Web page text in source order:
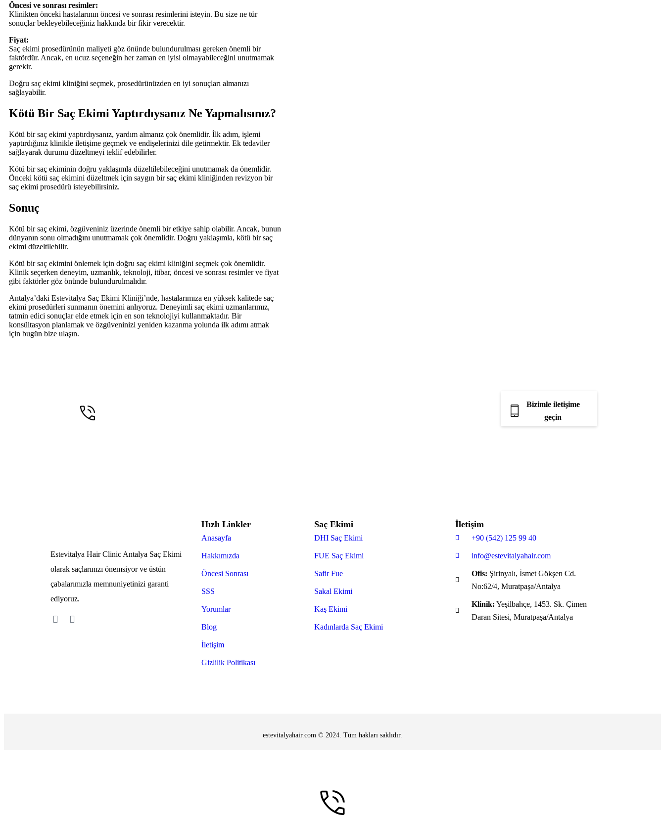
Öncesi ve sonrası resimler:
Klinikten önceki hastalarının öncesi ve sonrası resimlerini isteyin. Bu size ne tür
sonuçlar bekleyebileceğiniz hakkında bir fikir verecektir.
Fiyat:
Saç ekimi prosedürünün maliyeti göz önünde bulundurulması gereken önemli bir
faktördür. Ancak, en ucuz seçeneğin her zaman en iyisi olmayabileceğini unutmamak
gerekir.
Doğru saç ekimi kliniğini seçmek, prosedürünüzden en iyi sonuçları almanızı
sağlayabilir.
Kötü Bir Saç Ekimi Yaptırdıysanız Ne Yapmalısınız?
Kötü bir saç ekimi yaptırdıysanız, yardım almanız çok önemlidir. İlk adım, işlemi
yaptırdığınız klinikle iletişime geçmek ve endişelerinizi dile getirmektir. Ek tedaviler
sağlayarak durumu düzeltmeyi teklif edebilirler.
Kötü bir saç ekiminin doğru yaklaşımla düzeltilebileceğini unutmamak da önemlidir.
Önceki kötü saç ekimini düzeltmek için saygın bir saç ekimi kliniğinden revizyon bir
saç ekimi prosedürü isteyebilirsiniz.
Sonuç
Kötü bir saç ekimi, özgüveniniz üzerinde önemli bir etkiye sahip olabilir. Ancak, bunun
dünyanın sonu olmadığını unutmamak çok önemlidir. Doğru yaklaşımla, kötü bir saç
ekimi düzeltilebilir.
Kötü bir saç ekimini önlemek için doğru saç ekimi kliniğini seçmek çok önemlidir.
Klinik seçerken deneyim, uzmanlık, teknoloji, itibar, öncesi ve sonrası resimler ve fiyat
gibi faktörler göz önünde bulundurulmalıdır.
Antalya’daki Estevitalya Saç Ekimi Kliniği’nde, hastalarımıza en yüksek kalitede saç
ekimi prosedürleri sunmanın önemini anlıyoruz. Deneyimli saç ekimi uzmanlarımız,
tatmin edici sonuçlar elde etmek için en son teknolojiyi kullanmaktadır. Bir
konsültasyon planlamak ve özgüveninizi yeniden kazanma yolunda ilk adımı atmak
için bugün bize ulaşın.
Bizimle iletişime
geçin
Estevitalya Hair Clinic Antalya Saç Ekimi
olarak saçlarınızı önemsiyor ve üstün
çabalarımızla memnuniyetinizi garanti
ediyoruz.
Hızlı Linkler
Anasayfa
Hakkımızda
Öncesi Sonrası
SSS
Yorumlar
Blog
İletişim
Gizlilik Politikası
Saç Ekimi
DHI Saç Ekimi
FUE Saç Ekimi
Safir Fue
Sakal Ekimi
Kaş Ekimi
Kadınlarda Saç Ekimi
İletişim
+90 (542) 125 99 40
info@estevitalyahair.com
Ofis: Şirinyalı, İsmet Gökşen Cd.
No:62/4, Muratpaşa/Antalya
Klinik: Yeşilbahçe, 1453. Sk. Çimen
Daran Sitesi, Muratpaşa/Antalya
estevitalyahair.com © 2024. Tüm hakları saklıdır.